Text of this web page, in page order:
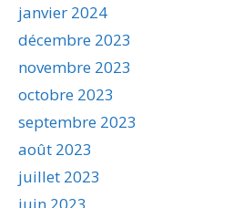
janvier 2024
décembre 2023
novembre 2023
octobre 2023
septembre 2023
août 2023
juillet 2023
juin 2023